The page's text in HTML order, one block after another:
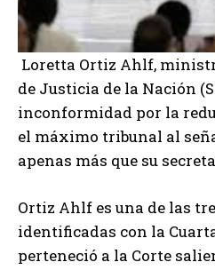
Loretta Ortiz Ahlf,
de Justicia de la Nación
inconformidad por la
el máximo tribunal al
apenas más que su
Ortiz Ahlf es una de las
identificadas con la
perteneció a la Corte